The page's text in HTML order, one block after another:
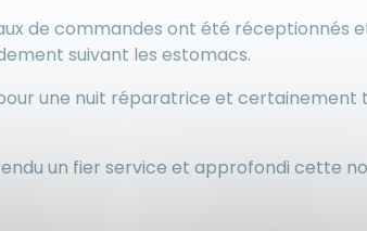
de commandes ont été réceptionnés
suivant les estomacs.
une nuit réparatrice et certainement
un fier service et approfondi cette